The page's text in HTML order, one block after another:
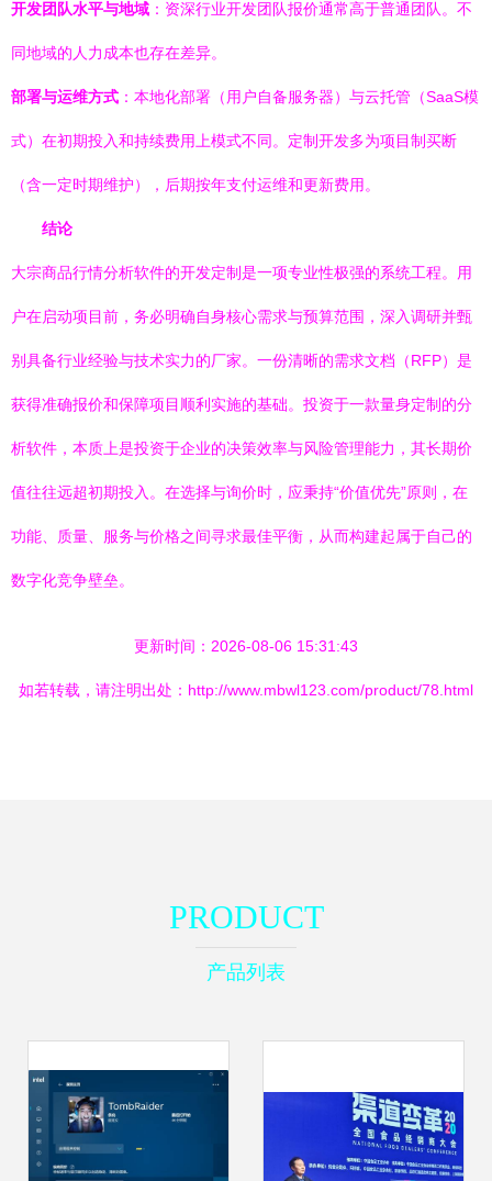
开发团队水平与地域 ：资深行业开发团队报价通常高于普通团队。不
同地域的人力成本也存在差异。
部署与运维方式 ：本地化部署（用户自备服务器）与云托管（SaaS模
式）在初期投入和持续费用上模式不同。定制开发多为项目制买断
（含一定时期维护），后期按年支付运维和更新费用。
结论
大宗商品行情分析软件的开发定制是一项专业性极强的系统工程。用
户在启动项目前，务必明确自身核心需求与预算范围，深入调研并甄
别具备行业经验与技术实力的厂家。一份清晰的需求文档（RFP）是
获得准确报价和保障项目顺利实施的基础。投资于一款量身定制的分
析软件，本质上是投资于企业的决策效率与风险管理能力，其长期价
值往往远超初期投入。在选择与询价时，应秉持“价值优先”原则，在
功能、质量、服务与价格之间寻求最佳平衡，从而构建起属于自己的
数字化竞争壁垒。
更新时间：2026-08-06 15:31:43
如若转载，请注明出处：http://www.mbwl123.com/product/78.html
PRODUCT
产品列表